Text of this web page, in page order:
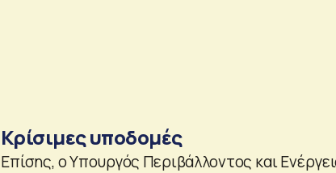
Κρίσιμες υποδομές
Επίσης, ο Υπουργός Περιβάλλοντος και